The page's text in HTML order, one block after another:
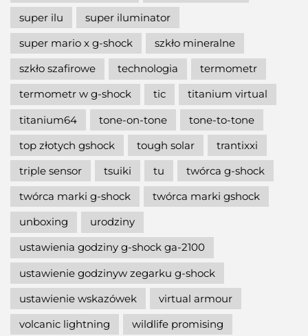
super ilu
super iluminator
super mario x g-shock
szkło mineralne
szkło szafirowe
technologia
termometr
termometr w g-shock
tic
titanium virtual
titanium64
tone-on-tone
tone-to-tone
top złotych gshock
tough solar
trantixxi
triple sensor
tsuiki tu
twórca g-shock
twórca marki g-shock
twórca marki gshock
unboxing
urodziny
ustawienia godziny g-shock ga-2100
ustawienie godzinyw zegarku g-shock
ustawienie wskazówek
virtual armour
volcanic lightning
wildlife promising